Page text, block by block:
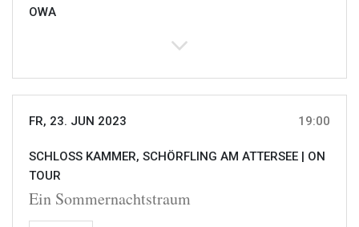
OWA
FR, 23. JUN 2023 19:00
SCHLOSS KAMMER, SCHÖRFLING AM ATTERSEE | ON
TOUR
Ein Sommernachtstraum